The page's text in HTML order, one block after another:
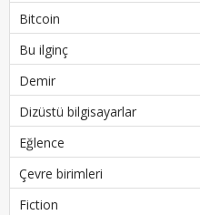
Bitcoin
Bu ilginç
Demir
Dizüstü bilgisayarlar
Eğlence
Çevre birimleri
Fiction